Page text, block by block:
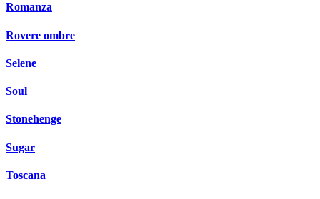
Romanza
Rovere ombre
Selene
Soul
Stonehenge
Sugar
Toscana